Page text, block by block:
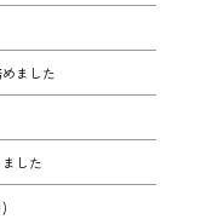
ました
した